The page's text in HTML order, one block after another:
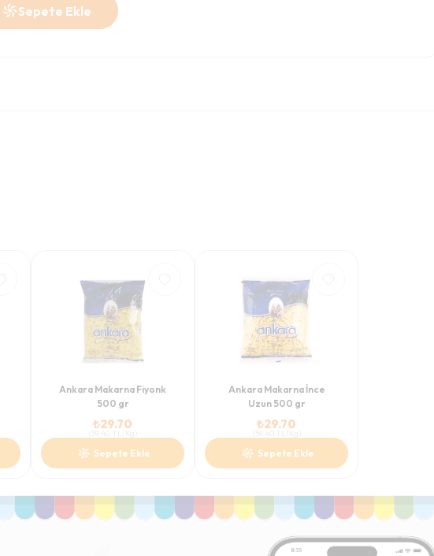
Sepete Ekle
Ankara Makarna Fiyonk
500 gr
₺29.70
Sepete Ekle
Ankara Makarna İnce
Uzun 500 gr
₺29.70
Sepete Ekle